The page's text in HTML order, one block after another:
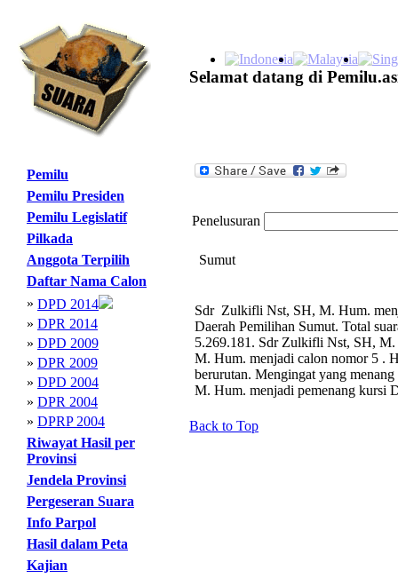
Selamat datang di
Pemilu
Pemilu Presiden
Pemilu Legislatif
Pilkada
Anggota Terpilih
Daftar Nama Calon
» DPD 2014
» DPR 2014
» DPD 2009
» DPR 2009
» DPD 2004
» DPR 2004
» DPRP 2004
Riwayat Hasil per
Provinsi
Jendela Provinsi
Pergeseran Suara
Info Parpol
Hasil dalam Peta
Kajian
Penelusuran
Sumut
Sdr Zulkifli Nst, SH, M. Hum.
Daerah Pemilihan Sumut. Total
5.269.181. Sdr Zulkifli Nst, SH, M.
M. Hum. menjadi calon nomor 5 .
berurutan. Mengingat yang
M. Hum. menjadi pemenang kursi
Back to Top